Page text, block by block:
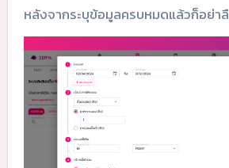
หลังจากระบุข้อมูลครบหมดแล้วก็อย่า